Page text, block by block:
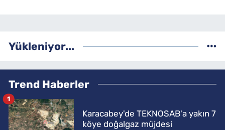
Yükleniyor...
Trend Haberler
Karacabey'de TEKNOSAB'a yakın 7
köye doğalgaz müjdesi
1